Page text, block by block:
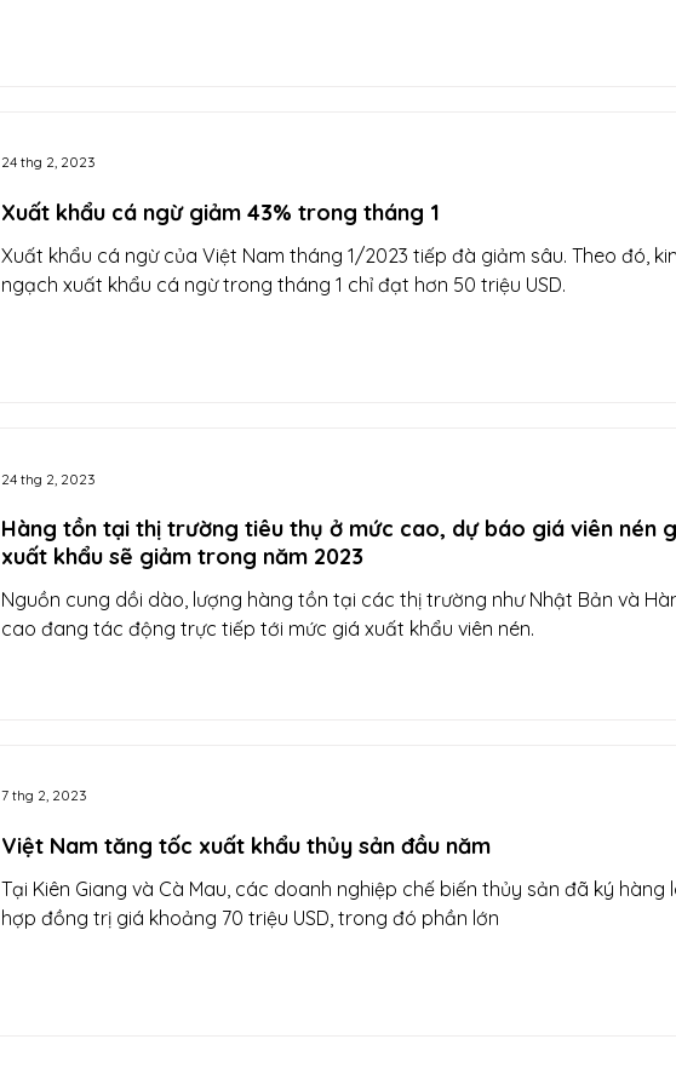
Xuất khẩu cá ngừ giảm 43% trong tháng 1
Xuất khẩu cá ngừ của Việt Nam tháng 1/2023 tiếp đà giảm sâu. Theo đó,
ngạch xuất khẩu cá ngừ trong tháng 1 chỉ đạt hơn 50 triệu USD.
24 thg 2, 2023
Hàng tồn tại thị trường tiêu thụ ở mức cao, dự báo giá viên nén
xuất khẩu sẽ giảm trong năm 2023
Nguồn cung dồi dào, lượng hàng tồn tại các thị trường như Nhật Bản và
cao đang tác động trực tiếp tới mức giá xuất khẩu viên nén.
24 thg 2, 2023
Việt Nam tăng tốc xuất khẩu thủy sản đầu năm
Tại Kiên Giang và Cà Mau, các doanh nghiệp chế biến thủy sản đã ký hàng
hợp đồng trị giá khoảng 70 triệu USD, trong đó phần lớn
7 thg 2, 2023